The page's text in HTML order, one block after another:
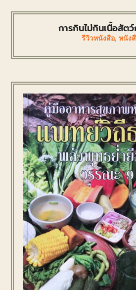
การกินไม่กินเนื้อสัต
รีวิวหนังสือ, หนัง